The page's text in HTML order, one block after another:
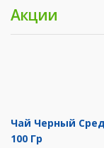
Акции
Чай Черный
100 Гр